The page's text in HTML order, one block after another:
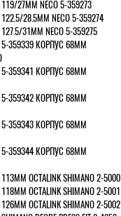
27ММ NECO 5-359273
28.5ММ NECO 5-359274
31ММ NECO 5-359275
359339 КОРПУС 68ММ
359341 КОРПУС 68ММ
359342 КОРПУС 68ММ
359343 КОРПУС 68ММ
359344 КОРПУС 68ММ
OCTALINK SHIMANO 2-5000
OCTALINK SHIMANO 2-5001
OCTALINK SHIMANO 2-5002